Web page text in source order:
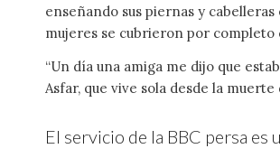
enseñando sus piernas y
mujeres se cubrieron por completo
“Un día una amiga me dijo que
Asfar, que vive sola desde la
El servicio de la BBC persa es